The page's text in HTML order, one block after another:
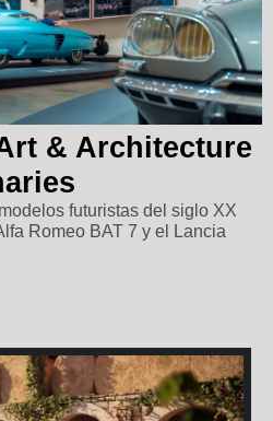
& Architecture
futuristas del siglo XX
Romeo BAT 7 y el Lancia